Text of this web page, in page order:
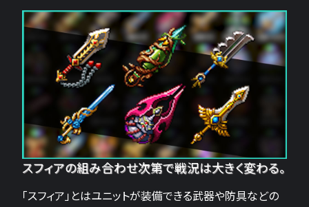
スフィアの組み合わせ次第で戦況は大きく変わる。
「スフィア」とはユニットが装備できる武器や防具などの